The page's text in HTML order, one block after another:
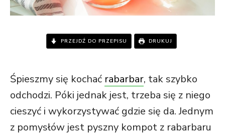
PRZEJDŹ DO PRZEPISU DRUKUJ
Śpieszmy się kochać rabarbar, tak szybko
odchodzi. Póki jednak jest, trzeba się z niego
cieszyć i wykorzystywać gdzie się da. Jednym
z pomysłów jest pyszny kompot z rabarbaru